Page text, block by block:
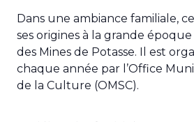
Dans une ambiance familiale,
ses origines à la grande
des Mines de Potasse. Il est
chaque année par l’Office
de la Culture (OMSC).